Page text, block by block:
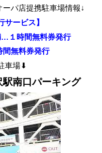
パ店提携駐車場情報↓
サービス】
…１時間無料券発行
無料券発行
車場⬇︎
南口パーキング